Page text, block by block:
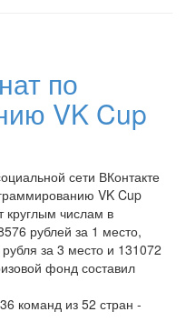
по
VK Cup
сети ВКонтакте
VK Cup
круглым числам в
рублей за 1 место,
за 3 место и 131072
фонд составил
команд из 52 стран -